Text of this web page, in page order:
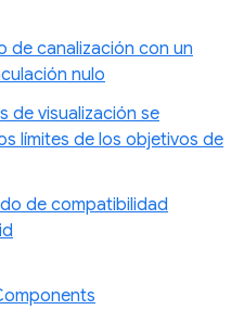
de canalización con un
nulo
de visualización se
límites de los objetivos de
de compatibilidad